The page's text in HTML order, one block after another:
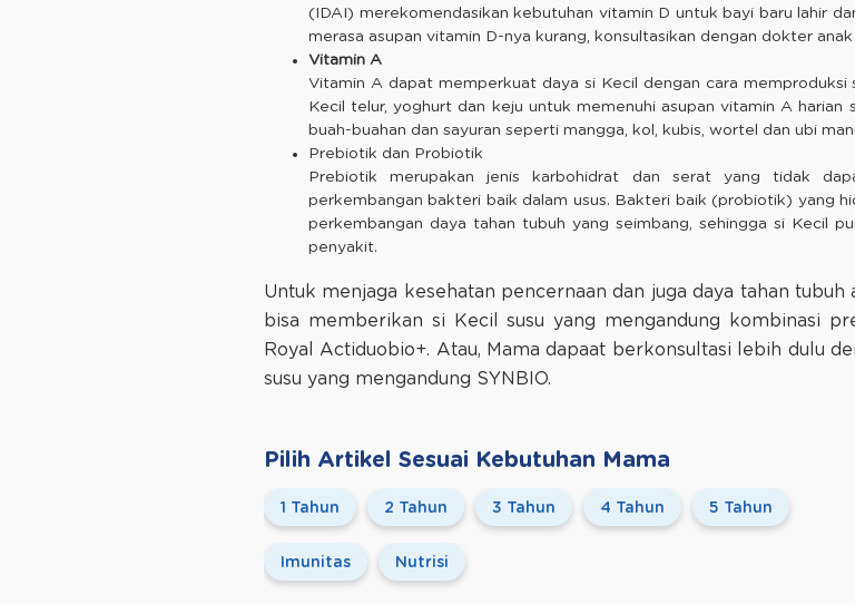
(IDAI) merekomendasikan kebutuhan vitamin D untuk bayi baru lahir
merasa asupan vitamin D-nya kurang, konsultasikan dengan dokter anak
Vitamin A
Vitamin A dapat memperkuat daya si Kecil dengan cara memproduksi
Kecil telur, yoghurt dan keju untuk memenuhi asupan vitamin A
buah-buahan dan sayuran seperti mangga, kol, kubis, wortel dan ubi
Prebiotik dan Probiotik
Prebiotik merupakan jenis karbohidrat dan serat yang tidak
perkembangan bakteri baik dalam usus. Bakteri baik (probiotik) yang
perkembangan daya tahan tubuh yang seimbang, sehingga si Kecil
penyakit.
Untuk menjaga kesehatan pencernaan dan juga daya tahan
bisa memberikan si Kecil susu yang mengandung kombinasi
Royal Actiduobio+. Atau, Mama dapaat berkonsultasi lebih dulu
susu yang mengandung SYNBIO.
Pilih Artikel Sesuai Kebutuhan Mama
1 Tahun 2 Tahun 3 Tahun 4 Tahun 5 Tahun
Imunitas Nutrisi